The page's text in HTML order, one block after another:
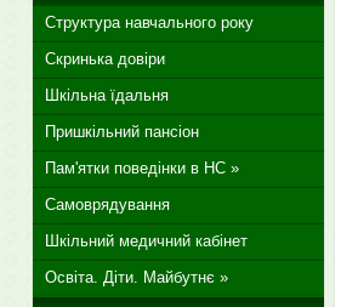
Структура навчального року
Скринька довіри
Шкільна їдальня
Пришкільний пансіон
Пам'ятки поведінки в НС »
Самоврядування
Шкільний медичний кабінет
Освіта. Діти. Майбутнє »